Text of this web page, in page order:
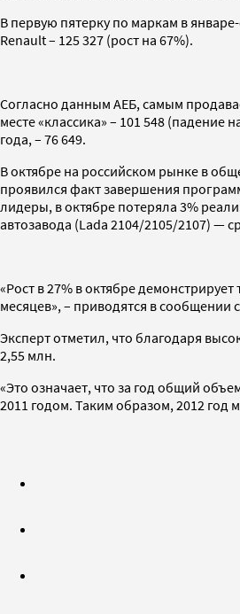
В первую пятерку по маркам в
Renault – 125 327 (рост на 67%).
Согласно данным АЕБ, самым
месте «классика» – 101 548 (падение
года, – 76 649.
В октябре на российском рынке в
проявился факт завершения
лидеры, в октябре потеряла 3%
автозавода (Lada 2104/2105/2107) —
«Рост в 27% в октябре
месяцев», – приводятся в сообщении
Эксперт отметил, что благодаря
2,55 млн.
«Это означает, что за год общий
2011 годом. Таким образом, 2012 год